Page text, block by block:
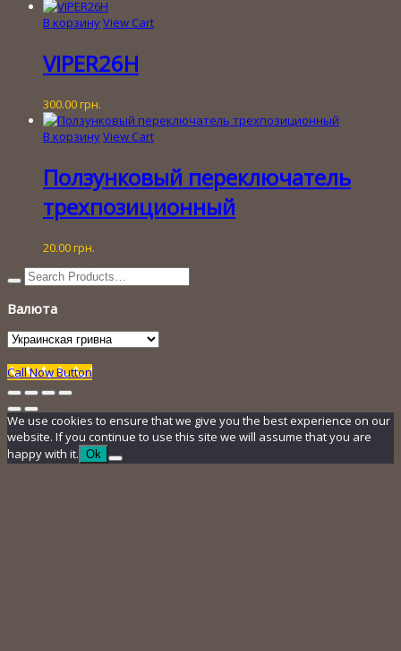
В корзинуView Cart
VIPER26H
300.00 грн.
В корзинуView Cart
Ползунковый переключатель
трехпозиционный
20.00 грн.
Валюта
Call Now Button
We use cookies to ensure that we give you the best experience on our
website. If you continue to use this site we will assume that you are
happy with it. Ok